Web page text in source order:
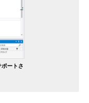
ートさ